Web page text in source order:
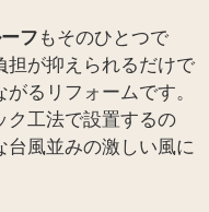
フ もそのひとつで
担が抑えられるだけで
るリフォームです。
ク工法で設置するの
台風並みの激しい風に